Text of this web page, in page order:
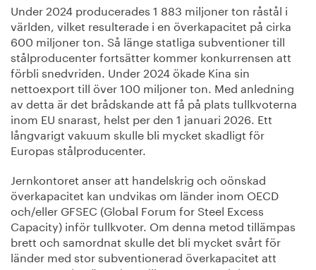
Under 2024 producerades 1 883 miljoner ton råstål i
världen, vilket resulterade i en överkapacitet på cirka
600 miljoner ton. Så länge statliga subventioner till
stålproducenter fortsätter kommer konkurrensen att
förbli snedvriden. Under 2024 ökade Kina sin
nettoexport till över 100 miljoner ton. Med anledning
av detta är det brådskande att få på plats tullkvoterna
inom EU snarast, helst per den 1 januari 2026. Ett
långvarigt vakuum skulle bli mycket skadligt för
Europas stålproducenter.
Jernkontoret anser att handelskrig och oönskad
överkapacitet kan undvikas om länder inom OECD
och/eller GFSEC (Global Forum for Steel Excess
Capacity) inför tullkvoter. Om denna metod tillämpas
brett och samordnat skulle det bli mycket svårt för
länder med stor subventionerad överkapacitet att